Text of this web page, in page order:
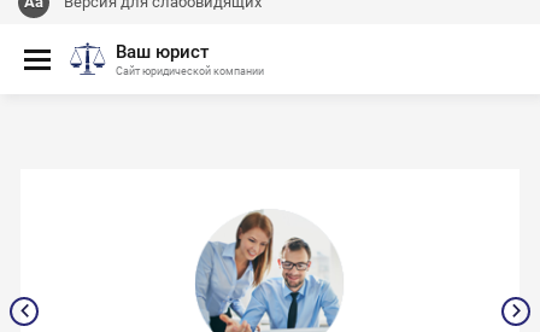
Ваш юрист
Сайт юридической компании